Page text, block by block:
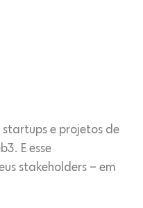
e projetos de
E esse
stakeholders – em